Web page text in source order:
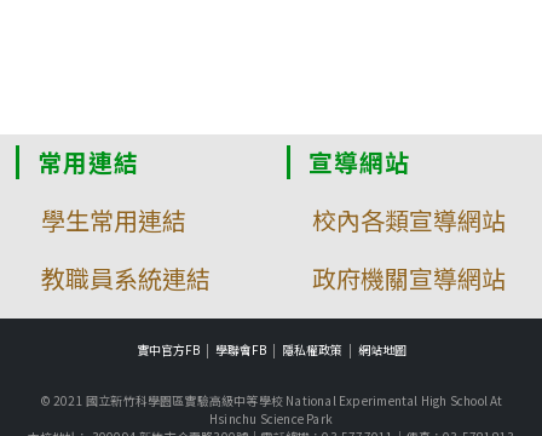
常用連結
學生常用連結
教職員系統連結
宣導網站
校內各類宣導網站
政府機關宣導網站
實中官方FB 學聯會FB 隱私權政策 網站地圖
© 2021 國立新竹科學園區實驗高級中等學校 National Experimental High School At
Hsinchu Science Park